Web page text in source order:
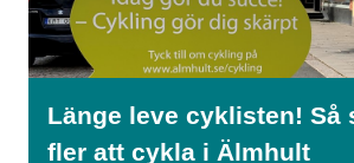
Länge leve cyklisten! Så
fler att cykla i Älmhult